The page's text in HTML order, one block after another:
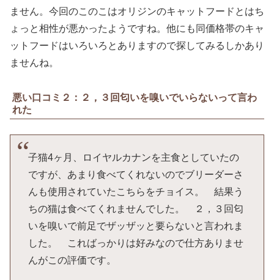
ません。今回のこのこはオリジンのキャットフードとはち
ょっと相性が悪かったようですね。他にも同価格帯のキャ
ットフードはいろいろとありますので探してみるしかあり
ませんね。
悪い口コミ２：２，３回匂いを嗅いでいらないって言わ
れた
子猫4ヶ月、ロイヤルカナンを主食としていたの
ですが、あまり食べてくれないのでブリーダーさ
んも使用されていたこちらをチョイス。 結果う
ちの猫は食べてくれませんでした。 ２，３回匂
いを嗅いで前足でザッザッと要らないと言われま
した。 こればっかりは好みなので仕方ありませ
んがこの評価です。